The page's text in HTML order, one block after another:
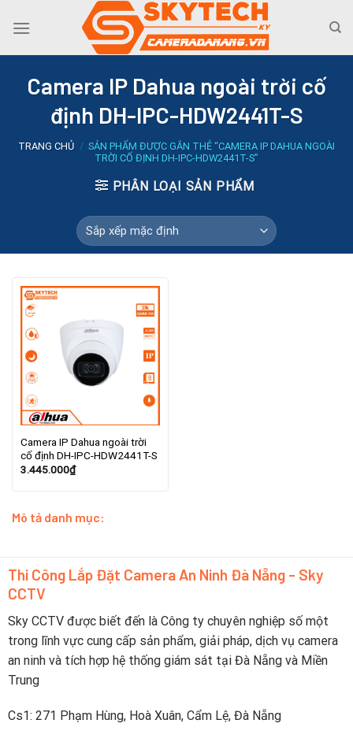
Camera IP Dahua ngoài trời cố
định DH-IPC-HDW2441T-S
TRANG CHỦ / SẢN PHẨM ĐƯỢC GẮN THẺ “CAMERA IP DAHUA NGOÀI
TRỜI CỐ ĐỊNH DH-IPC-HDW2441T-S”
PHÂN LOẠI SẢN PHẨM
Camera IP Dahua ngoài trời
cố định DH-IPC-HDW2441T-S
3.445.000₫
Mô tả danh mục:
Thi Công Lắp Đặt Camera An Ninh Đà Nẵng - Sky
CCTV
Sky CCTV được biết đến là Công ty chuyên nghiệp số một
trong lĩnh vực cung cấp sản phẩm, giải pháp, dịch vụ camera
an ninh và tích hợp hệ thống giám sát tại Đà Nẵng và Miền
Trung
Cs1: 271 Phạm Hùng, Hoà Xuân, Cẩm Lệ, Đà Nẵng